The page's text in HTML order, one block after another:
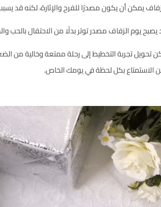
يمكن أن يكون مصدرًا للفرح والإثارة، لكنه قد
يصبح يوم الزفاف مصدر توتر بدلًا من الاحتفال بالحب
تحويل تجربة التخطيط إلى رحلة ممتعة وخالية
الاستمتاع بكل لحظة في يومك الخاص.